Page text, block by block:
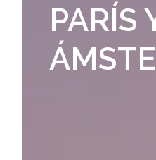
PARÍS